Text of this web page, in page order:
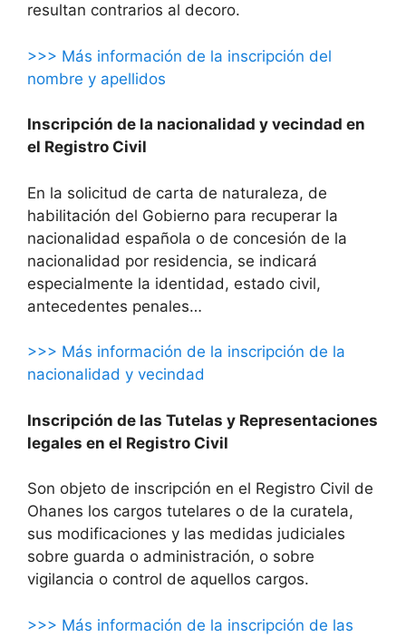
resultan contrarios al decoro.
>>> Más información de la inscripción del
nombre y apellidos
Inscripción de la nacionalidad y vecindad en
el Registro Civil
En la solicitud de carta de naturaleza, de
habilitación del Gobierno para recuperar la
nacionalidad española o de concesión de la
nacionalidad por residencia, se indicará
especialmente la identidad, estado civil,
antecedentes penales…
>>> Más información de la inscripción de la
nacionalidad y vecindad
Inscripción de las Tutelas y Representaciones
legales en el Registro Civil
Son objeto de inscripción en el Registro Civil de
Ohanes los cargos tutelares o de la curatela,
sus modificaciones y las medidas judiciales
sobre guarda o administración, o sobre
vigilancia o control de aquellos cargos.
>>> Más información de la inscripción de las